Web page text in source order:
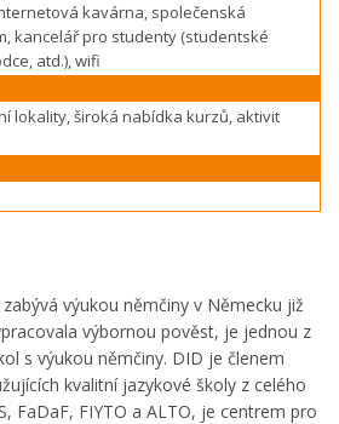
kavárna, společenská
kancelář pro studenty (studentské
atd.), wifi
lokality, široká nabídka kurzů, aktivit
výukou němčiny v Německu již
výbornou pověst, je jednou z
s výukou němčiny. DID je členem
kvalitní jazykové školy z celého
FaDaF, FIYTO a ALTO, je centrem pro